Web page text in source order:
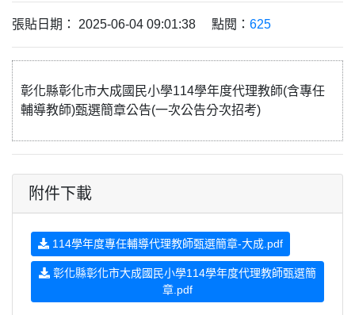
張貼日期： 2025-06-04 09:01:38 點閱： 625
彰化縣彰化市大成國民小學114學年度代理教師(含專任
輔導教師)甄選簡章公告(一次公告分次招考)
附件下載
114學年度專任輔導代理教師甄選簡章-大成.pdf
彰化縣彰化市大成國民小學114學年度代理教師甄選簡
章.pdf